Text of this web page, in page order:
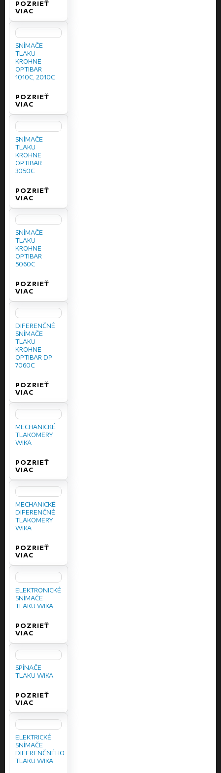
POZRIEŤ
VIAC
SNÍMAČE
TLAKU
KROHNE
OPTIBAR
1010C, 2010C
POZRIEŤ
VIAC
SNÍMAČE
TLAKU
KROHNE
OPTIBAR
3050C
POZRIEŤ
VIAC
SNÍMAČE
TLAKU
KROHNE
OPTIBAR
5060C
POZRIEŤ
VIAC
DIFERENČNÉ
SNÍMAČE
TLAKU
KROHNE
OPTIBAR DP
7060C
POZRIEŤ
VIAC
MECHANICKÉ
TLAKOMERY
WIKA
POZRIEŤ
VIAC
MECHANICKÉ
DIFERENČNÉ
TLAKOMERY
WIKA
POZRIEŤ
VIAC
ELEKTRONICKÉ
SNÍMAČE
TLAKU WIKA
POZRIEŤ
VIAC
SPÍNAČE
TLAKU WIKA
POZRIEŤ
VIAC
ELEKTRICKÉ
SNÍMAČE
DIFERENČNÉHO
TLAKU WIKA